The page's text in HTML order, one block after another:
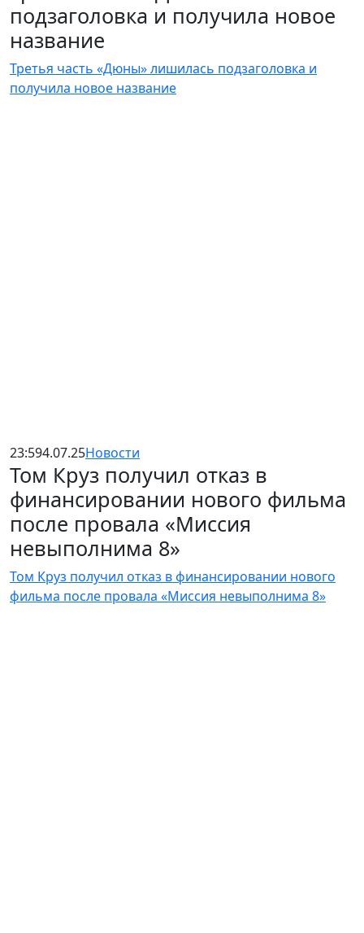
подзаголовка и получила новое
название
Третья часть «Дюны» лишилась подзаголовка и
получила новое название
23:594.07.25Новости
Том Круз получил отказ в
финансировании нового фильма
после провала «Миссия
невыполнима 8»
Том Круз получил отказ в финансировании нового
фильма после провала «Миссия невыполнима 8»